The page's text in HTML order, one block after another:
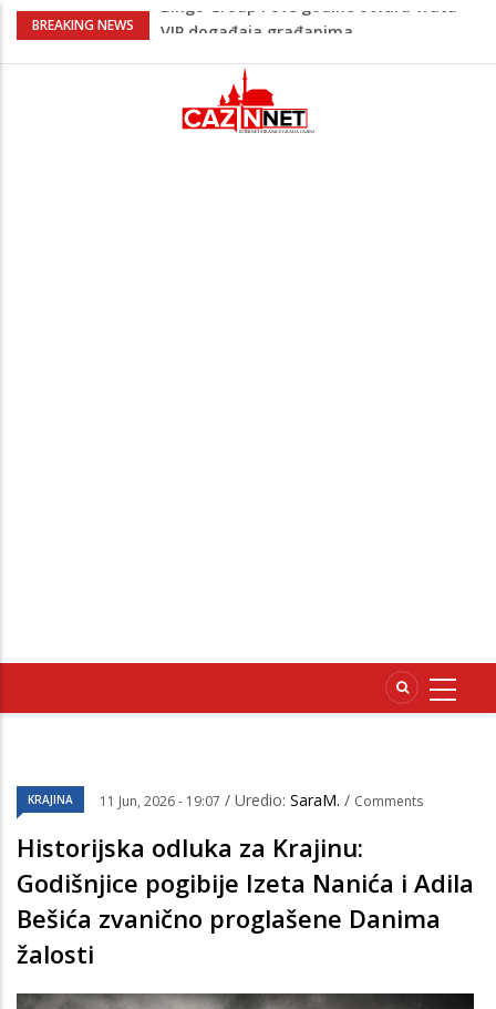
BREAKING NEWS
Sarajevo ipak u Mostaru igra
Premijer lige BiH
Lepa Brena pala na koncertu u Budvi
nakon kultnog zamaha nogom: "Nisi bio
KRAJINA 11 Jun, 2026 - 19:07 / Uredio: SaraM. / Comments
Historijska odluka za Krajinu:
Godišnjice pogibije Izeta Nanića i Adila
Bešića zvanično proglašene Danima
žalosti